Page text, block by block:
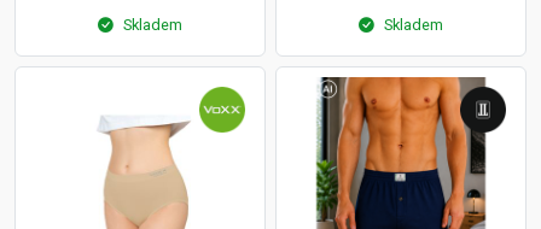
Skladem Skladem